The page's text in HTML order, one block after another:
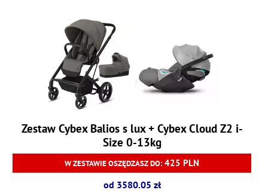
Zestaw Cybex Balios s lux + Cybex Cloud Z2 i-
Size 0-13kg
W ZESTAWIE OSZĘDZASZ DO:425 PLN
od 3580.05 zł